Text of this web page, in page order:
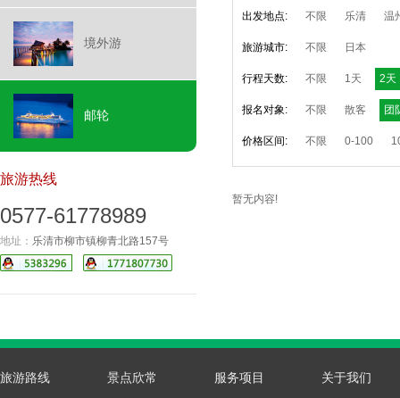
境外游
邮轮
旅游热线
0577-61778989
地址： 乐清市柳市镇柳青北路157号
出发地点: 不限 乐清 温
旅游城市: 不限 日本
行程天数: 不限 1天 2天
报名对象: 不限 散客 团
价格区间: 不限 0-100
暂无内容!
旅游路线 景点欣常 服务项目 关于我们